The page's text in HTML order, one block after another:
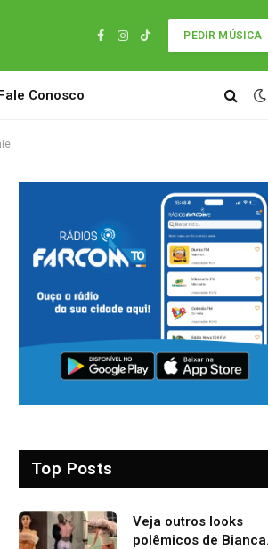
Facebook
Instagram
TikTok
PEDIR MÚSICA
Conosco
Top Posts
Veja outros looks
polêmicos de Bianca